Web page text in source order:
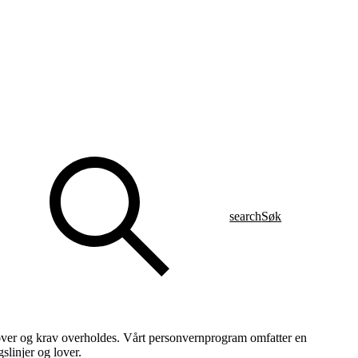
searchSøk
og krav overholdes. Vårt personvernprogram omfatter en
og lover.